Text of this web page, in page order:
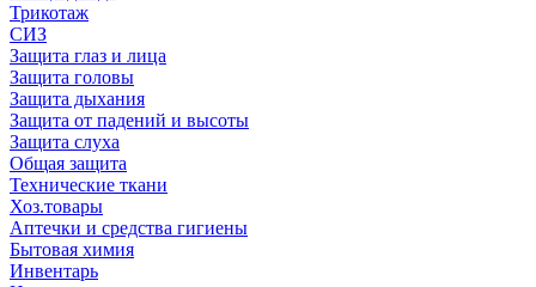
Трикотаж
СИЗ
Защита глаз и лица
Защита головы
Защита дыхания
Защита от падений и высоты
Защита слуха
Общая защита
Технические ткани
Хоз.товары
Аптечки и средства гигиены
Бытовая химия
Инвентарь